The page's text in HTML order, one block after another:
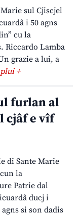
sul Cjiscjel
i 50 agns
cu la
Riccardo Lamba
grazie a lui, a
+
furlan al
cjâf e vîf
di Sante Marie
la
Patrie dal
ducj i
si son dadis